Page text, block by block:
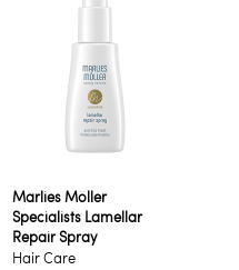
Marlies Möller
Specialists Lamellar
Repair Spray
Hair Care